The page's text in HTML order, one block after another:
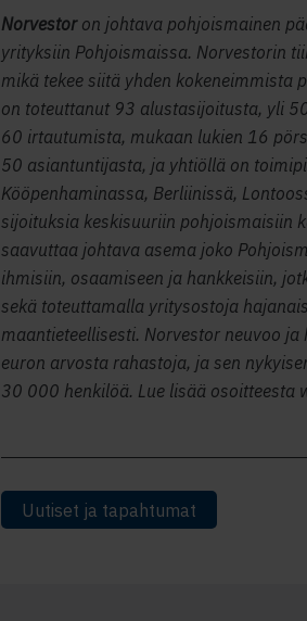
Norvestor on johtava pohjoismainen
yrityksiin Pohjoismaissa. Norvestorin
mikä tekee siitä yhden kokeneimmista
on toteuttanut 93 alustasijoitusta, yli
60 irtautumista, mukaan lukien 16
50 asiantuntijasta, ja yhtiöllä on
Kööpenhaminassa, Berliinissä,
sijoituksia keskisuuriin pohjoismaisiin
saavuttaa johtava asema joko
ihmisiin, osaamiseen ja hankkeisiin,
sekä toteuttamalla yritysostoja
maantieteellisesti. Norvestor neuvoo
euron arvosta rahastoja, ja sen
30 000 henkilöä. Lue lisää osoitteesta
Uutiset ja tapahtumat